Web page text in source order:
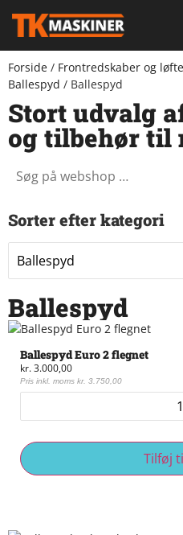
Forside / Frontredskaber og
Ballespyd / Ballespyd
Stort udvalg
og tilbehør til
Sorter efter kategori
Ballespyd
Ballespyd Euro 2 flegnet
kr.3.000,00
Pris inkl. moms kr. 3.750,00
Tilføj